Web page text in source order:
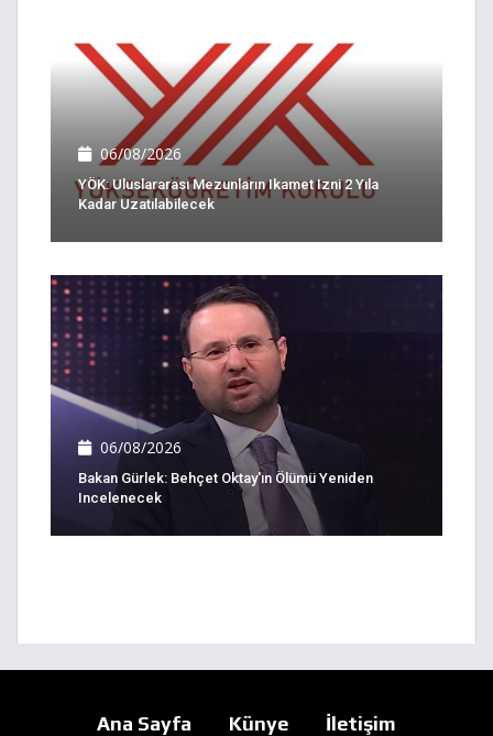
06/08/2026
YÖK: Uluslararası Mezunların Ikamet Izni 2 Yıla
Kadar Uzatılabilecek
06/08/2026
Bakan Gürlek: Behçet Oktay'ın Ölümü Yeniden
Incelenecek
Ana Sayfa Künye İletişim